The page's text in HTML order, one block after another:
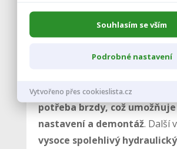
oproti jiným modelům je, že
potřeba brzdy, což
nastavení a demontáž. Další
vysoce spolehlivý
Souhlasím se vším
Podrobné nastavení
Vytvořeno přes cookieslista.cz